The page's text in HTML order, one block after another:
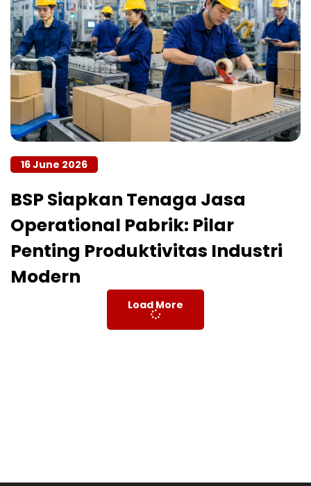
16 June 2026
BSP Siapkan Tenaga Jasa
Operational Pabrik: Pilar
Penting Produktivitas Industri
Modern
Load More